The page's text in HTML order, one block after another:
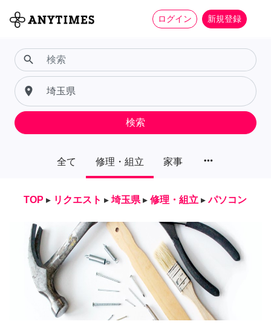
ログイン 新規登録
全て 修理・組立 家事 more_horiz
search
place
検索
TOP ▸ リクエスト ▸ 埼玉県 ▸ 修理・組立 ▸ パソコン